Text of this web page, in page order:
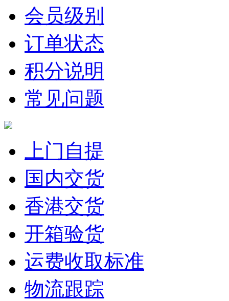
会员级别
订单状态
积分说明
常见问题
上门自提
国内交货
香港交货
开箱验货
运费收取标准
物流跟踪